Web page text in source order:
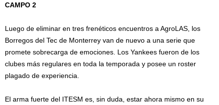
CAMPO 2
Luego de eliminar en tres frenéticos encuentros a AgroLAS, los
Borregos del Tec de Monterrey van de nuevo a una serie que
promete sobrecarga de emociones. Los Yankees fueron de los
clubes más regulares en toda la temporada y posee un roster
plagado de experiencia.
El arma fuerte del ITESM es, sin duda, estar ahora mismo en su